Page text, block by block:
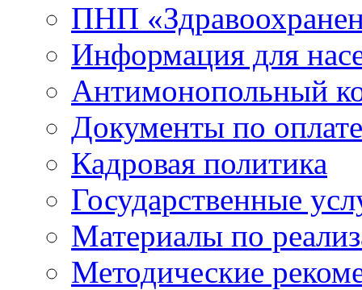
ПНП
Информация для
Антимонопольный
Документы по
Кадровая политика
Государственные
Материалы по
Методические